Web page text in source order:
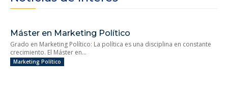
Máster en Marketing Político
Grado en Marketing Político: La política es una disciplina en constante
crecimiento. El Máster en...
Marketing Político